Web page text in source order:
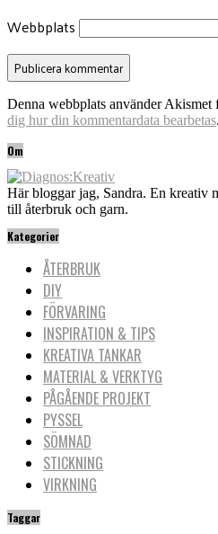
Webbplats
Denna webbplats använder Akismet
dig hur din kommentardata bearbetas.
Om
Här bloggar jag, Sandra. En kreativ
till återbruk och garn.
Kategorier
ÅTERBRUK
DIY
FÖRVARING
INSPIRATION & TIPS
KREATIVA TANKAR
MATERIAL & VERKTYG
PÅGÅENDE PROJEKT
PYSSEL
SÖMNAD
STICKNING
VIRKNING
Taggar